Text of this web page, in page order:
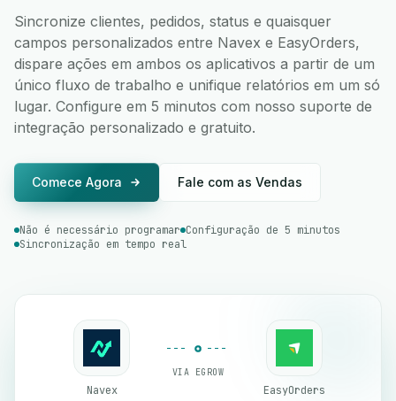
Sincronize clientes, pedidos, status e quaisquer
campos personalizados entre Navex e EasyOrders,
dispare ações em ambos os aplicativos a partir de um
único fluxo de trabalho e unifique relatórios em um só
lugar. Configure em 5 minutos com nosso suporte de
integração personalizado e gratuito.
Comece Agora Fale com as Vendas
Não é necessário programar Configuração de 5 minutos
Sincronização em tempo real
Navex
VIA EGROW
EasyOrders